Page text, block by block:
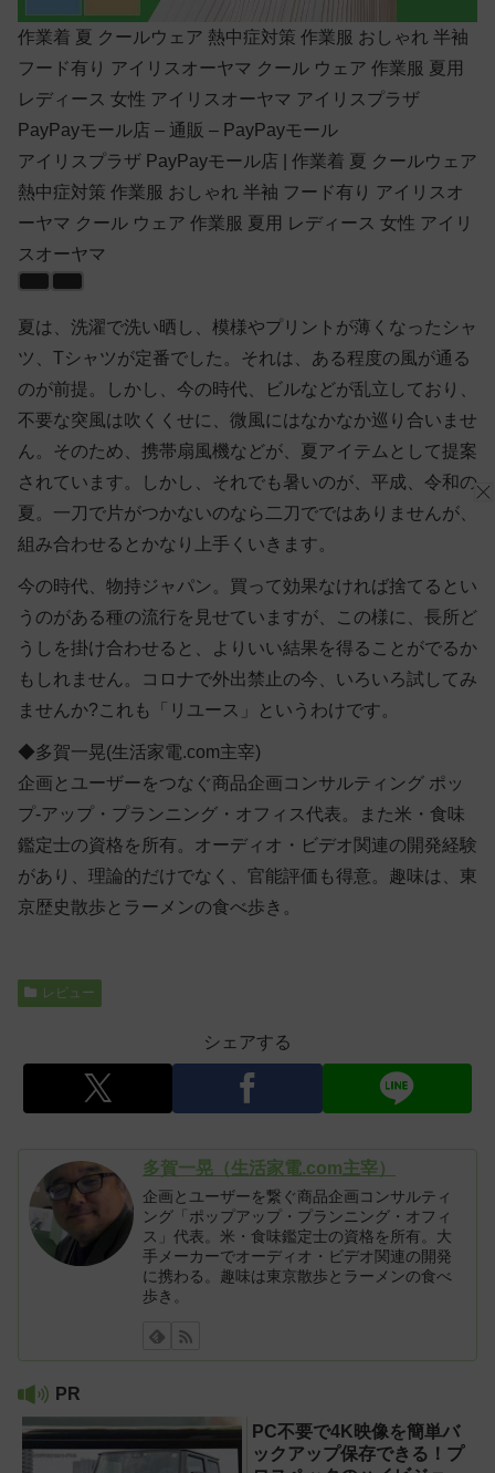
作業着 夏 クールウェア 熱中症対策 作業服 おしゃれ 半袖
フード有り アイリスオーヤマ クール ウェア 作業服 夏用
レディース 女性 アイリスオーヤマ アイリスプラザ
PayPayモール店 – 通販 – PayPayモール
アイリスプラザ PayPayモール店 | 作業着 夏 クールウェア
熱中症対策 作業服 おしゃれ 半袖 フード有り アイリスオ
ーヤマ クール ウェア 作業服 夏用 レディース 女性 アイリ
スオーヤマ
夏は、洗濯で洗い晒し、模様やプリントが薄くなったシャ
ツ、Tシャツが定番でした。それは、ある程度の風が通る
のが前提。しかし、今の時代、ビルなどが乱立しており、
不要な突風は吹くくせに、微風にはなかなか巡り合いませ
ん。そのため、携帯扇風機などが、夏アイテムとして提案
されています。しかし、それでも暑いのが、平成、令和の
夏。一刀で片がつかないのなら二刀でではありませんが、
組み合わせるとかなり上手くいきます。
今の時代、物持ジャパン。買って効果なければ捨てるとい
うのがある種の流行を見せていますが、この様に、長所ど
うしを掛け合わせると、よりいい結果を得ることがでるか
もしれません。コロナで外出禁止の今、いろいろ試してみ
ませんか?これも「リユース」というわけです。
◆多賀一晃(生活家電.com主宰)
企画とユーザーをつなぐ商品企画コンサルティング ポッ
プ-アップ・プランニング・オフィス代表。また米・食味
鑑定士の資格を所有。オーディオ・ビデオ関連の開発経験
があり、理論的だけでなく、官能評価も得意。趣味は、東
京歴史散歩とラーメンの食べ歩き。
レビュー
シェアする
多賀一晃（生活家電.com主宰）
企画とユーザーを繋ぐ商品企画コンサルティ
ング「ポップアップ・プランニング・オフィ
ス」代表。米・食味鑑定士の資格を所有。大
手メーカーでオーディオ・ビデオ関連の開発
に携わる。趣味は東京散歩とラーメンの食べ
歩き。
PR
PC不要で4K映像を簡単バ
ックアップ保存できる！プ